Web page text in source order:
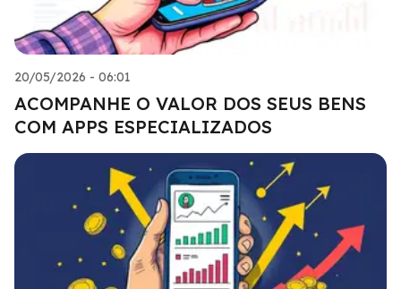
20/05/2026 - 06:01
ACOMPANHE O VALOR DOS SEUS BENS
COM APPS ESPECIALIZADOS